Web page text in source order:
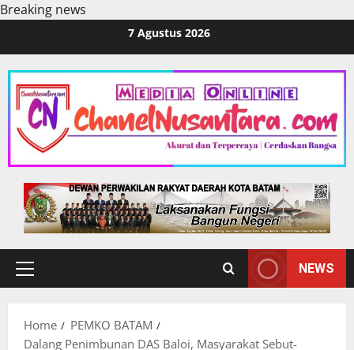
Breaking news
content
7 Agustus 2026
Primary
NEWS
Home
PEMKO BATAM
Dalang Penimbunan DAS Baloi, Masyarakat Sebut-